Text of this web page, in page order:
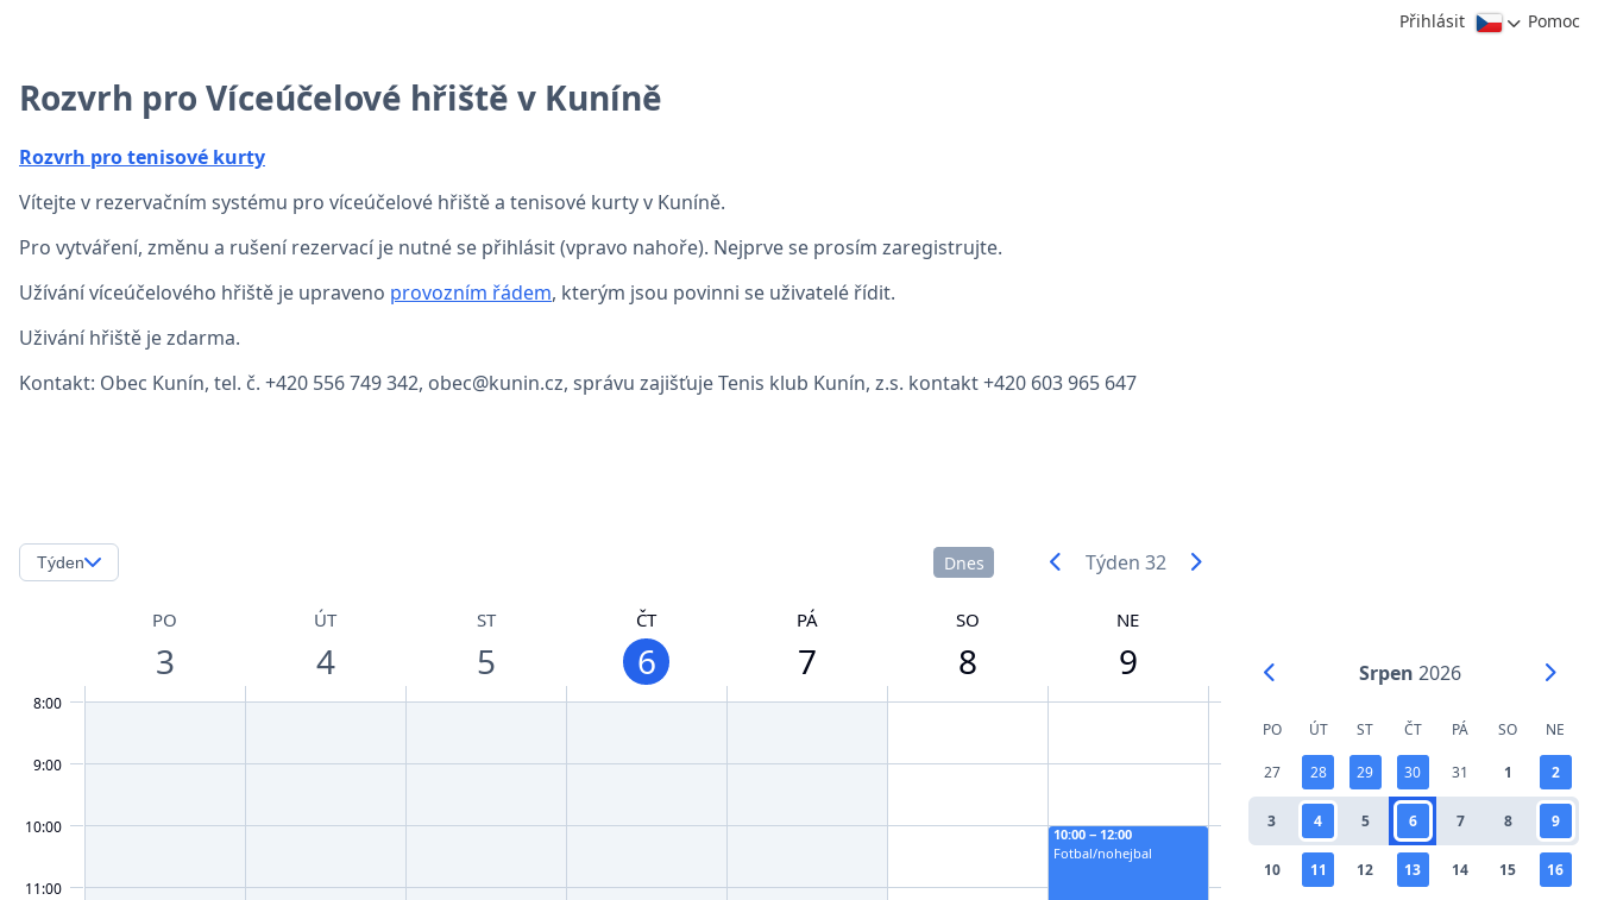
Přihlásit Pomoc
Rozvrh pro Víceúčelové hřiště v Kuníně
Rozvrh pro tenisové kurty
Vítejte v rezervačním systému pro víceúčelové hřiště a tenisové kurty v Kuníně.
Pro vytváření, změnu a rušení rezervací je nutné se přihlásit (vpravo nahoře). Nejprve se prosím zaregistrujte.
Užívání víceúčelového hřiště je upraveno provozním řádem, kterým jsou povinni se uživatelé řídit.
Uživání hřiště je zdarma.
Kontakt: Obec Kunín, tel. č. +420 556 749 342, obec@kunin.cz, správu zajišťuje Tenis klub Kunín, z.s. kontakt +420 603 965 647
Srpen 2026
PO ÚT ST ČT PÁ SO NE
27 28 29 30 31 1 2
3 4 5 6 7 8 9
10 11 12 13 14 15 16
Týden 32
Dnes
Týden
PO
3
ÚT
4
ST
5
ČT
6
PÁ
7
SO
8
NE
9
8:00
9:00
10:00
11:00
10:00 − 12:00
Fotbal/nohejbal